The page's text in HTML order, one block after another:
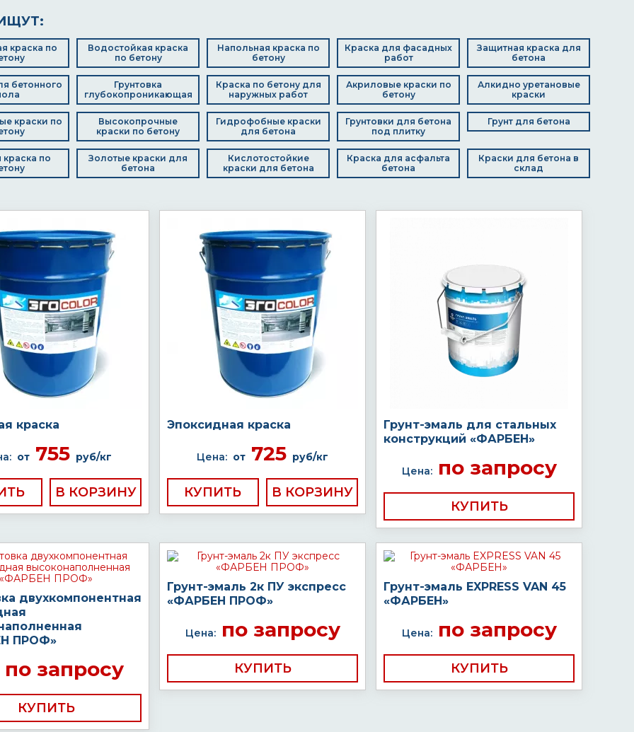
краска по
Водостойкая краска
по бетону
Напольная краска по
бетону
Краска для фасадных
работ
Защитная краска для
бетона
бетонного
Грунтовка
глубокопроникающая
Краска по бетону для
наружных работ
Акриловые краски по
бетону
Алкидно уретановые
краски
краски по
Высокопрочные
краски по бетону
Гидрофобные краски
для бетона
Грунтовки для бетона
под плитку
Грунт для бетона
по
Золотые краски для
бетона
Кислотостойкие
краски для бетона
Краска для асфальта
бетона
Краски для бетона в
склад
краска
от755 руб/кг
Эпоксидная краска
Цена: от 725 руб/кг
КУПИТЬ
Грунт-эмаль для стальных
конструкций «ФАРБЕН»
Цена:по запросу
КУПИТЬ
двухкомпонентная
ПРОФ»
запросу
КУПИТЬ
Грунт-эмаль 2к ПУ экспресс
«ФАРБЕН ПРОФ»
Цена:по запросу
КУПИТЬ
Грунт-эмаль EXPRESS VAN 45
«ФАРБЕН»
Цена:по запросу
КУПИТЬ